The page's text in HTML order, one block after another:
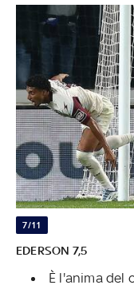
7/11
EDERSON 7,5
È l'anima del